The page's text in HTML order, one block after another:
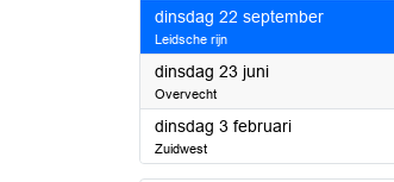
dinsdag 22 september2026
Leidsche rijn
dinsdag 23 juni2026
Overvecht
dinsdag 3 februari2026
Zuidwest